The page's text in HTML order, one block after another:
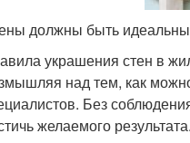
должны быть
украшения стен в
над тем, как
Без
желаемого результата.